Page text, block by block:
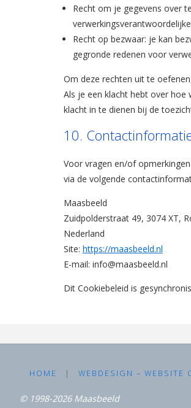
Recht om je gegevens over
Recht op bezwaar: je kan
gegronde redenen voor
Om deze rechten uit te
Als je een klacht hebt over
klacht in te dienen bij de
10.
Voor vragen en/of
via de volgende
Maasbeeld
Zuidpolderstraat 49, 3074 XT,
Nederland
Site: https://maasbeeld.nl
E-mail: info@maasbeeld.nl
Dit Cookiebeleid is
HOME | WEBDESIGN – WEBSITE
©1998-2026Maasbeeld